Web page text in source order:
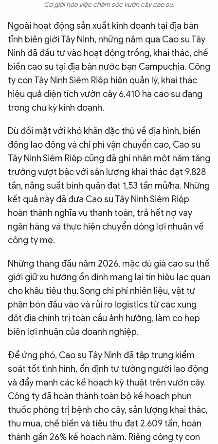
Cơ giới hóa việc chăm sóc vườn cây cao su.
Ngoài hoạt động sản xuất kinh doanh tại địa bàn
tỉnh biên giới Tây Ninh, những năm qua Cao su Tây
Ninh đã đầu tư vào hoạt động trồng, khai thác, chế
biến cao su tại địa bàn nước bạn Campuchia. Công
ty con Tây Ninh Siêm Riệp hiện quản lý, khai thác
hiệu quả diện tích vườn cây 6.410 ha cao su đang
trong chu kỳ kinh doanh.
Dù đối mặt với khó khăn đặc thù về địa hình, biến
động lao động và chi phí vận chuyển cao, Cao su
Tây Ninh Siêm Riệp cũng đã ghi nhận một năm tăng
trưởng vượt bậc với sản lượng khai thác đạt 9.828
tấn, năng suất bình quân đạt 1,53 tấn mủ/ha. Những
kết quả này đã đưa Cao su Tây Ninh Siêm Riệp
hoàn thành nghĩa vụ thanh toán, trả hết nợ vay
ngân hàng và thực hiện chuyển dòng lợi nhuận về
công ty mẹ.
Những tháng đầu năm 2026, mặc dù giá cao su thế
giới giữ xu hướng ổn định mang lại tín hiệu lạc quan
cho khâu tiêu thụ. Song chi phí nhiên liệu, vật tư
phân bón đầu vào và rủi ro logistics từ các xung
đột địa chính trị toàn cầu ảnh hưởng, làm co hẹp
biên lợi nhuận của doanh nghiệp.
Để ứng phó, Cao su Tây Ninh đã tập trung kiểm
soát tốt tình hình, ổn định tư tưởng người lao động
và đẩy mạnh các kế hoạch kỹ thuật trên vườn cây.
Công ty đã hoàn thành toàn bộ kế hoạch phun
thuốc phòng trị bệnh cho cây, sản lượng khai thác,
thu mua, chế biến và tiêu thụ đạt 2.609 tấn, hoàn
thành gần 26% kế hoạch năm. Riêng công ty con